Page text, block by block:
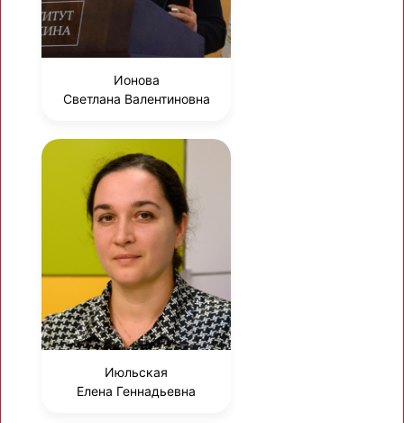
Ионова
Светлана Валентиновна
Июльская
Елена Геннадьевна